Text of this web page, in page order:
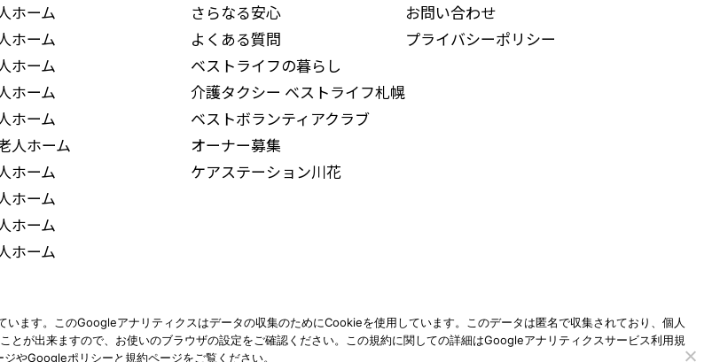
ホーム
ホーム
ホーム
ホーム
ホーム
人ホーム
ホーム
ホーム
ホーム
ホーム
さらなる安心
よくある質問
ベストライフの暮らし
介護タクシー ベストライフ札幌
ベストボランティアクラブ
オーナー募集
ケアステーション川花
お問い合わせ
プライバシーポリシー
ます。このGoogleアナリティクスはデータの収集のためにCookieを使用しています。このデータは匿名で収集されており、個人
が出来ますので、お使いのブラウザの設定をご確認ください。この規約に関しての詳細はGoogleアナリティクスサービス利用規
ジやGoogleポリシーと規約ページをご覧ください。